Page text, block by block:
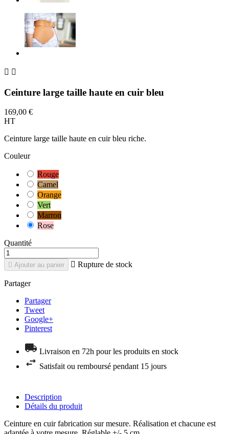
 
Ceinture large taille haute en cuir bleu
169,00 €
HT
Ceinture large taille haute en cuir bleu riche.
Couleur
Rouge
Camel
Orange
Vert
Marron
Rose
Quantité
 Ajouter au panier  Rupture de stock
Partager
Partager
Tweet
Google+
Pinterest
Livraison en 72h pour les produits en stock
Satisfait ou remboursé pendant 15 jours
Description
Détails du produit
Ceinture en cuir fabrication sur mesure. Réalisation et chacune est